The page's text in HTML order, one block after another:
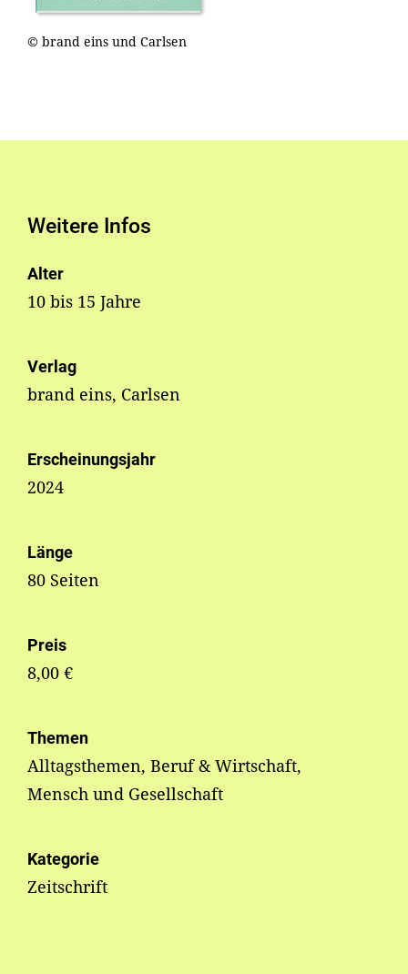
© brand eins und Carlsen
Weitere Infos
Alter
10 bis 15 Jahre
Verlag
brand eins, Carlsen
Erscheinungsjahr
2024
Länge
80 Seiten
Preis
8,00 €
Themen
Alltagsthemen, Beruf & Wirtschaft,
Mensch und Gesellschaft
Kategorie
Zeitschrift